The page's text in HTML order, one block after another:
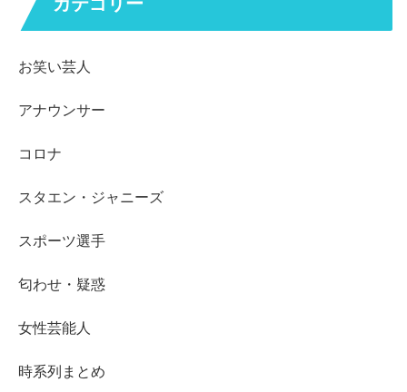
お笑い芸人
アナウンサー
コロナ
スタエン・ジャニーズ
スポーツ選手
匂わせ・疑惑
女性芸能人
時系列まとめ